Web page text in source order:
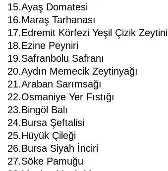
15.Ayaş Domatesi
16.Maraş Tarhanası
17.Edremit Körfezi Yeşil Çizik Zeytini
18.Ezine Peyniri
19.Safranbolu Safranı
20.Aydın Memecik Zeytinyağı
21.Araban Sarımsağı
22.Osmaniye Yer Fıstığı
23.Bingöl Balı
24.Bursa Şeftalisi
25.Hüyük Çileği
26.Bursa Siyah İnciri
27.Söke Pamuğu